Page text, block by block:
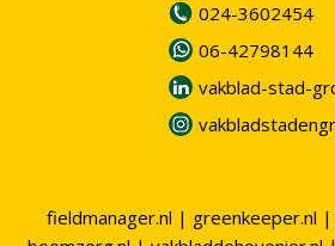
024-3602454
06-42798144
vakblad-stad-
fieldmanager.nl | greenkeeper.nl |